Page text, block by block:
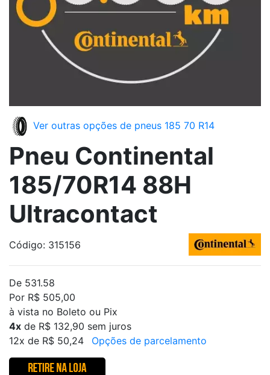
Ver outras opções de pneus 185 70 R14
Pneu Continental
185/70R14 88H
Ultracontact
Código: 315156
De 531.58
Por R$ 505,00
à vista no Boleto ou Pix
4x de R$ 132,90 sem juros
12x de R$ 50,24
Opções de parcelamento